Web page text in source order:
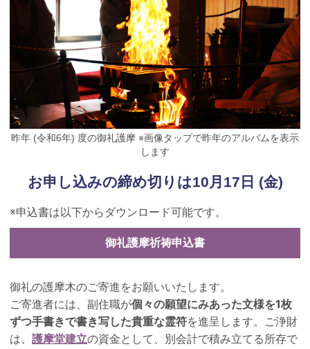
昨年 (令和6年) 度の御礼護摩 ※画像タップで昨年のアルバムを表示
します
お申し込みの締め切りは10月17日 (金)
※申込書は以下からダウンロード可能です。
御礼護摩祈祷申込書
御礼の護摩木のご寄進をお願いいたします。
ご寄進者には、副住職が個々の願望にみあった文様を1枚
ずつ手書きで書き写した貴重な霊符を進呈します。ご浄財
は、 護摩堂建立の資金として、別会計で積み立てる所存で